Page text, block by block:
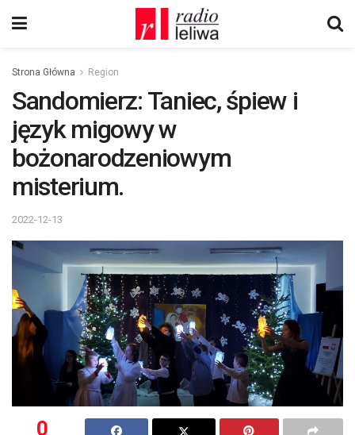
Strona Główna Region
Sandomierz: Taniec, śpiew i
język migowy w
bożonarodzeniowym
misterium.
2022-12-13
0